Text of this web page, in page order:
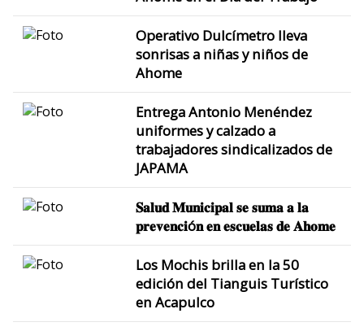
Operativo Dulcímetro lleva
sonrisas a niñas y niños de
Ahome
Entrega Antonio Menéndez
uniformes y calzado a
trabajadores sindicalizados de
JAPAMA
𝐒𝐚𝐥𝐮𝐝 𝐌𝐮𝐧𝐢𝐜𝐢𝐩𝐚𝐥 𝐬𝐞 𝐬𝐮𝐦𝐚 𝐚 𝐥𝐚
𝐩𝐫𝐞𝐯𝐞𝐧𝐜𝐢ó𝐧 𝐞𝐧 𝐞𝐬𝐜𝐮𝐞𝐥𝐚𝐬 𝐝𝐞 𝐀𝐡𝐨𝐦𝐞
Los Mochis brilla en la 50
edición del Tianguis Turístico
en Acapulco